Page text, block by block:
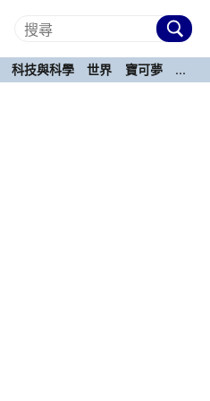
科技與科學 世界 寶可夢 ...